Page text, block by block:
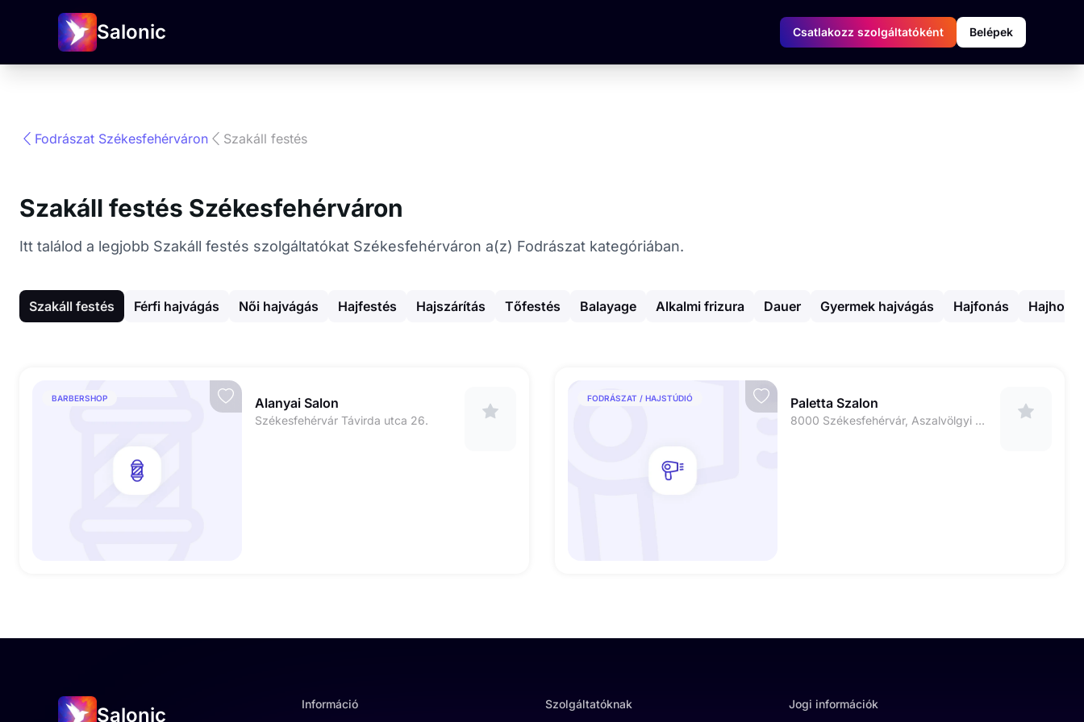
Salonic Csatlakozz szolgáltatóként Belépek
Fodrászat Székesfehérváron Szakáll festés
Szakáll festés Székesfehérváron
Itt találod a legjobb Szakáll festés szolgáltatókat Székesfehérváron a(z) Fodrászat kategóriában.
Szakáll festés Férfi hajvágás Női hajvágás Hajfestés Hajszárítás Tőfestés Balayage Alkalmi frizura Dauer Gyermek hajvágás Hajfonás
BARBERSHOP Alanyai Salon
Székesfehérvár Távirda utca 26.
FODRÁSZAT / HAJSTÚDIÓ Paletta Szalon
8000 Székesfehérvár, Aszalvölgyi út 1. (Nagy TESCO)
Salonic Információ Szolgáltatóknak Jogi információk